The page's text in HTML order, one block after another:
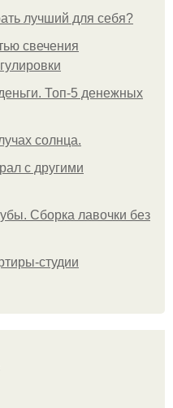
лучший для себя?
свечения
Топ-5 денежных
солнца.
с другими
Сборка лавочки без
студии